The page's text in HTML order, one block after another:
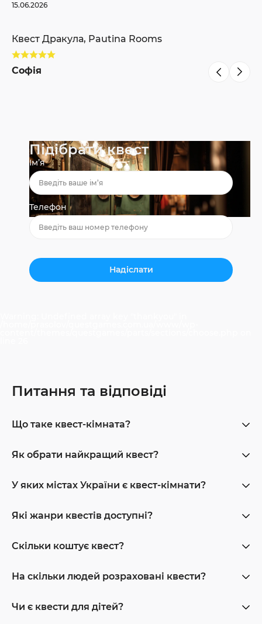
15.06.2026
Квест Дракула, Pautina Rooms
Софія
Підібрати квест
Ім’я
Телефон
Питання та відповіді
Що таке квест-кімната?
Як обрати найкращий квест?
У яких містах України є квест-кімнати?
Які жанри квестів доступні?
Скільки коштує квест?
На скільки людей розраховані квести?
Чи є квести для дітей?